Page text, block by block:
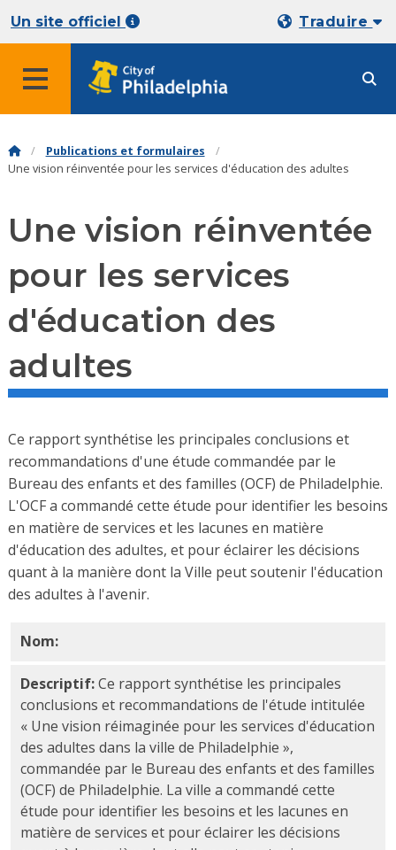
Un site officiel Traduire
Publications et formulaires
Une vision réinventée pour les services d'éducation des adultes
Une vision réinventée
pour les services
d'éducation des
adultes
Ce rapport synthétise les principales conclusions et
recommandations d'une étude commandée par le
Bureau des enfants et des familles (OCF) de Philadelphie.
L'OCF a commandé cette étude pour identifier les besoins
en matière de services et les lacunes en matière
d'éducation des adultes, et pour éclairer les décisions
quant à la manière dont la Ville peut soutenir l'éducation
des adultes à l'avenir.
Nom:Vision pour l'éducation des adultes à
Descriptif:Ce rapport synthétise les principales
conclusions et recommandations de l'étude intitulée
« Une vision réimaginée pour les services d'éducation
des adultes dans la ville de Philadelphie »,
commandée par le Bureau des enfants et des familles
(OCF) de Philadelphie. La ville a commandé cette
étude pour identifier les besoins et les lacunes en
matière de services et pour éclairer les décisions